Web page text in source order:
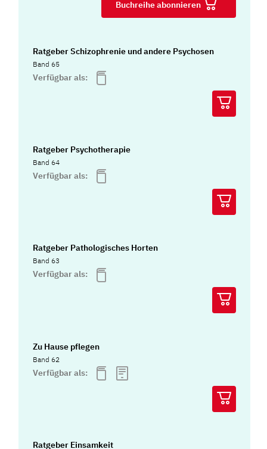
Buchreihe abonnieren
Ratgeber Schizophrenie und andere Psychosen
Band 65
Verfügbar als:
Ratgeber Psychotherapie
Band 64
Verfügbar als:
Ratgeber Pathologisches Horten
Band 63
Verfügbar als:
Zu Hause pflegen
Band 62
Verfügbar als:
Ratgeber Einsamkeit